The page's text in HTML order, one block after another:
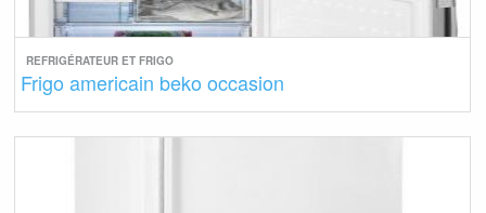
REFRIGÉRATEUR ET FRIGO
Frigo americain beko occasion